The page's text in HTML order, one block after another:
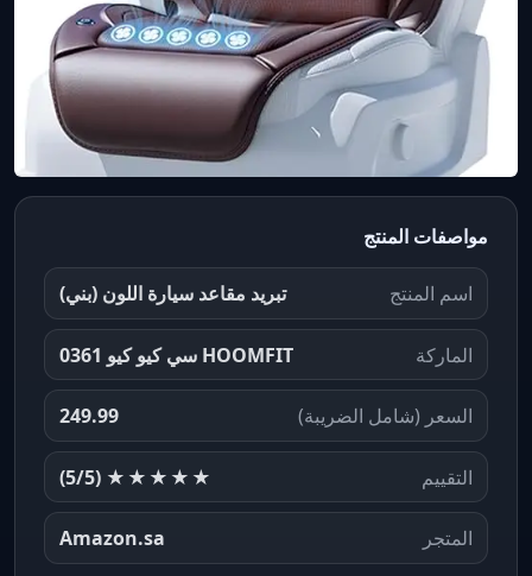
مواصفات المنتج
اسم المنتج تبريد مقاعد سيارة اللون (بني)
الماركة HOOMFIT سي كيو كيو 0361
السعر (شامل الضريبة) 249.99
التقييم ★★★★★
(5/5)
المتجر Amazon.sa